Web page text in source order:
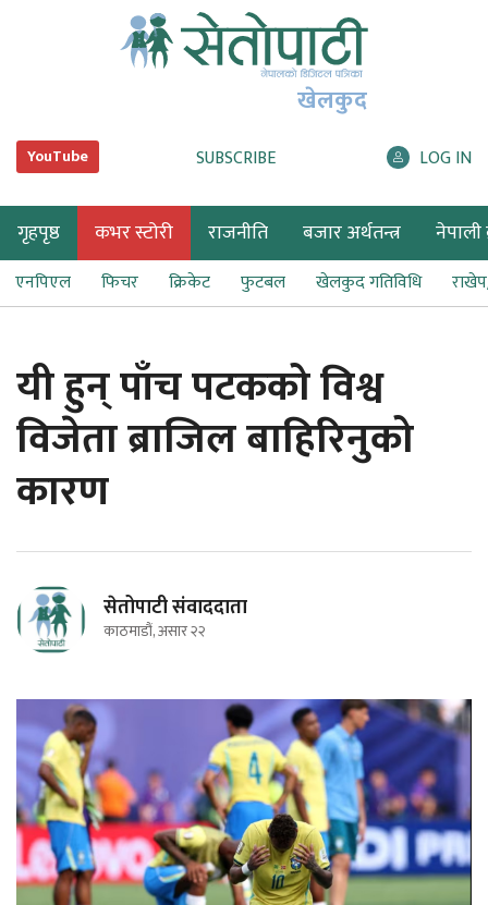
खेलकुद
YouTube SUBSCRIBE LOG IN
गृहपृष्ठ कभर स्टोरी राजनीति बजार अर्थतन्त्र नेपाली
एनपिएल फिचर क्रिकेट फुटबल खेलकुद गतिविधि
यी हुन् पाँच पटकको विश्व
विजेता ब्राजिल बाहिरिनुको
कारण
सेतोपाटी संवाददाता
काठमाडौं, असार २२